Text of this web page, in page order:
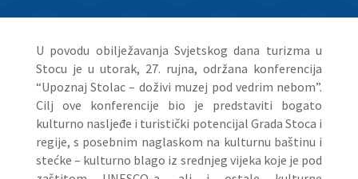
U povodu obilježavanja Svjetskog dana turizma u
Stocu je u utorak, 27. rujna, održana konferencija
“Upoznaj Stolac – doživi muzej pod vedrim nebom”.
Cilj ove konferencije bio je predstaviti bogato
kulturno nasljeđe i turistički potencijal Grada Stoca i
regije, s posebnim naglaskom na kulturnu baštinu i
stećke – kulturno blago iz srednjeg vijeka koje je pod